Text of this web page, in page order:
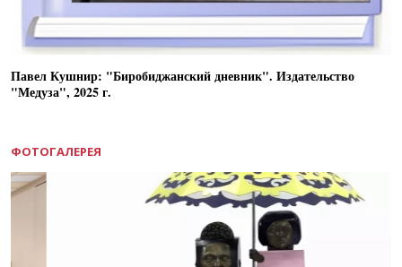
Павел Кушнир: "Биробиджанский дневник". Издательство
"Медуза", 2025 г.
ФОТОГАЛЕРЕЯ